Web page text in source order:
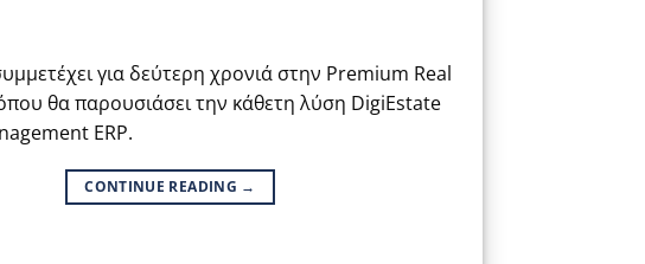
για δεύτερη χρονιά στην Premium Real
θα παρουσιάσει την κάθετη λύση DigiEstate
ERP.
CONTINUE READING →